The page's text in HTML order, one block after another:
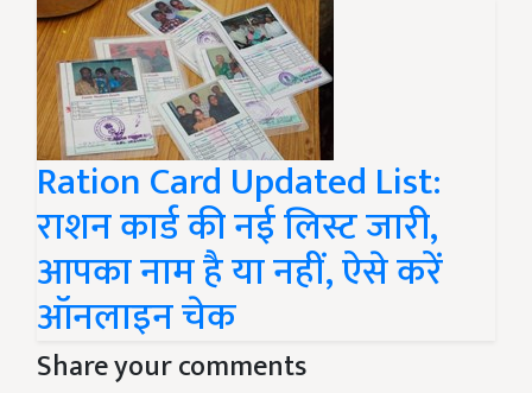
Ration Card Updated List:
राशन कार्ड की नई लिस्ट जारी,
आपका नाम है या नहीं, ऐसे करें
ऑनलाइन चेक
Share your comments